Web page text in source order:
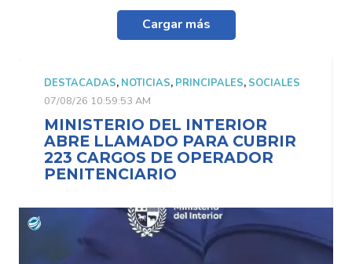
Cargar más
DESTACADAS, NOTICIAS, PRINCIPALES, SOCIALES
07/08/26 10:59:53 AM
MINISTERIO DEL INTERIOR
ABRE LLAMADO PARA CUBRIR
223 CARGOS DE OPERADOR
PENITENCIARIO